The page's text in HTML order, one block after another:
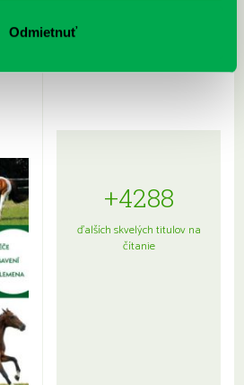
OdmietnuťHardy, Paula: Japonsko na tanieri:
kompletný sprievodca
+4288
ďalších skvelých titulov na
čítanie